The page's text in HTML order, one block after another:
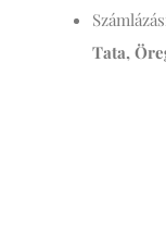
Tata,